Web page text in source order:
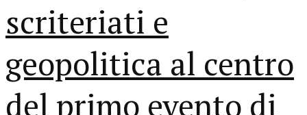
scriteriati e
geopolitica al centro
del primo evento di